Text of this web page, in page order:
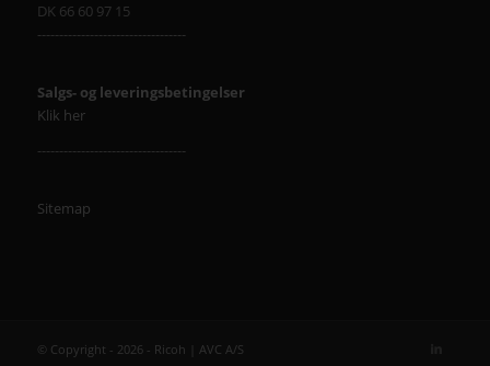
DK 66 60 97 15
----------------------------------
Salgs- og leveringsbetingelser
Klik her
----------------------------------
Sitemap
© Copyright - 2026 - Ricoh | AVC A/S